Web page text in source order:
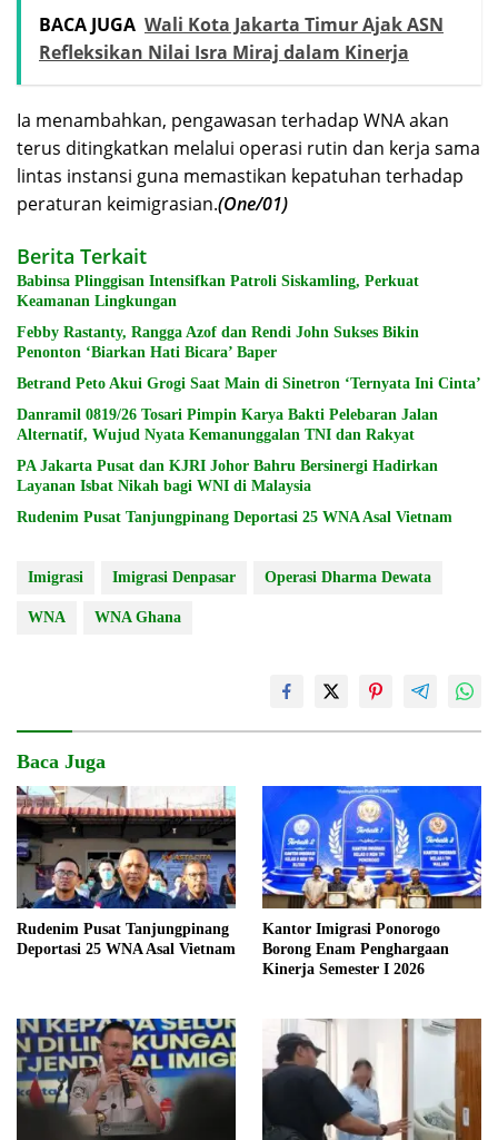
BACA JUGA Wali Kota Jakarta Timur Ajak ASN
Refleksikan Nilai Isra Miraj dalam Kinerja
Ia menambahkan, pengawasan terhadap WNA akan
terus ditingkatkan melalui operasi rutin dan kerja sama
lintas instansi guna memastikan kepatuhan terhadap
peraturan keimigrasian.(One/01)
Berita Terkait
Babinsa Plinggisan Intensifkan Patroli Siskamling, Perkuat
Keamanan Lingkungan
Febby Rastanty, Rangga Azof dan Rendi John Sukses Bikin
Penonton ‘Biarkan Hati Bicara’ Baper
Betrand Peto Akui Grogi Saat Main di Sinetron ‘Ternyata Ini Cinta’
Danramil 0819/26 Tosari Pimpin Karya Bakti Pelebaran Jalan
Alternatif, Wujud Nyata Kemanunggalan TNI dan Rakyat
PA Jakarta Pusat dan KJRI Johor Bahru Bersinergi Hadirkan
Layanan Isbat Nikah bagi WNI di Malaysia
Rudenim Pusat Tanjungpinang Deportasi 25 WNA Asal Vietnam
Imigrasi Imigrasi Denpasar Operasi Dharma Dewata
WNA WNA Ghana
Baca Juga
Rudenim Pusat Tanjungpinang
Deportasi 25 WNA Asal Vietnam
Kantor Imigrasi Ponorogo
Borong Enam Penghargaan
Kinerja Semester I 2026